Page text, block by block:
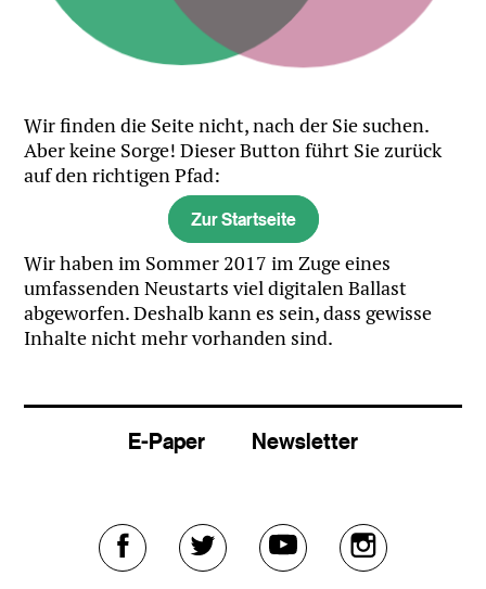
Wir finden die Seite nicht, nach der Sie suchen.
Aber keine Sorge! Dieser Button führt Sie zurück
auf den richtigen Pfad:
Zur Startseite
Wir haben im Sommer 2017 im Zuge eines
umfassenden Neustarts viel digitalen Ballast
abgeworfen. Deshalb kann es sein, dass gewisse
Inhalte nicht mehr vorhanden sind.
E-Paper Newsletter
Externer Externer Externer Externer